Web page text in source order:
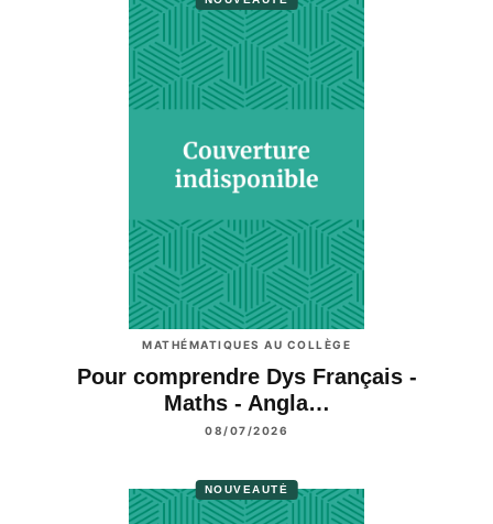
MATHÉMATIQUES AU COLLÈGE
Pour comprendre Dys Français -
Maths - Angla…
08/07/2026
NOUVEAUTÉ